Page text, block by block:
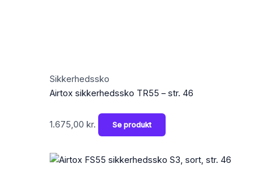
Sikkerhedssko
Airtox sikkerhedssko TR55 – str. 46
1.675,00 kr. Se produkt